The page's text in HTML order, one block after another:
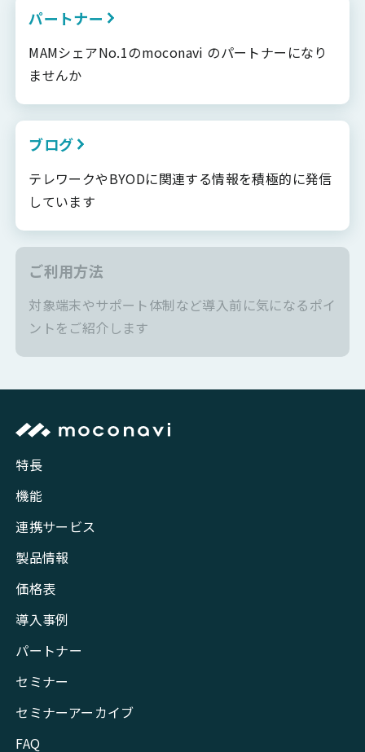
パートナー
MAMシェアNo.1のmoconavi のパートナーになり
ませんか
ブログ
テレワークやBYODに関連する情報を積極的に発信
しています
ご利用方法
対象端末やサポート体制など導入前に気になるポイ
ントをご紹介します
特長
機能
連携サービス
製品情報
価格表
導入事例
パートナー
セミナー
セミナーアーカイブ
FAQ